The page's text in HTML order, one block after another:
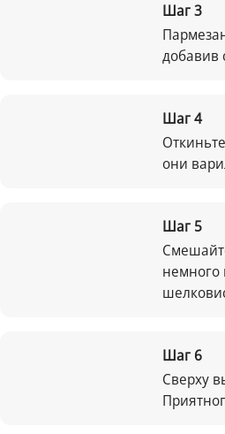
Шаг3
добавив
Шаг4
они
Шаг 5
немного
Шаг6
Сверху